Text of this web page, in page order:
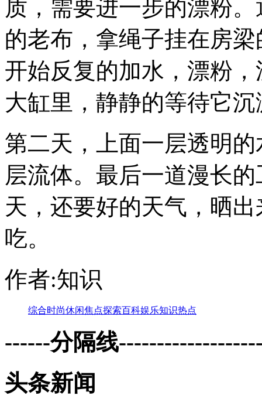
质，需要进一步的漂粉
的老布，拿绳子挂在房
开始反复的加水，漂粉
大缸里，静静的等待它
第二天，上面一层透明
层流体。最后一道漫长
天，还要好的天气，晒
吃。
作者:知识
综合时尚休闲焦点探索百科娱乐知识热点
------分隔线
头条新闻